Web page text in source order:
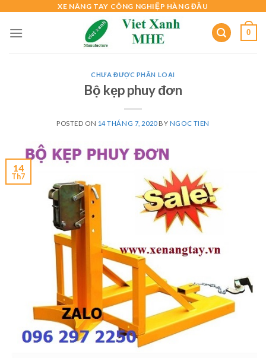
content
XE NÂNG TAY CÔNG NGHIỆP HÀNG ĐẦU
0
CHƯA ĐƯỢC PHÂN LOẠI
Bộ kẹp phuy đơn
POSTED ON 14 THÁNG 7, 2020BY NGOC TIEN
14
Th7